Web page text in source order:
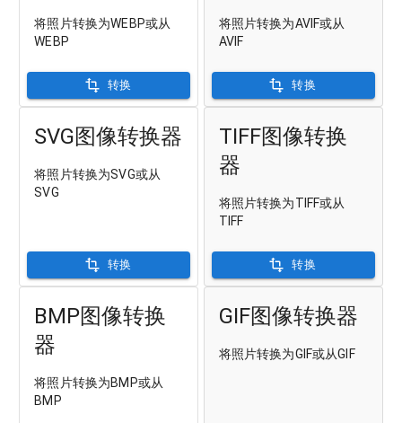
将照片转换为WEBP或从
WEBP
转换
将照片转换为AVIF或从
AVIF
转换
SVG图像转换器
将照片转换为SVG或从
SVG
转换
TIFF图像转换
器
将照片转换为TIFF或从
TIFF
转换
BMP图像转换
器
将照片转换为BMP或从
BMP
GIF图像转换器
将照片转换为GIF或从GIF